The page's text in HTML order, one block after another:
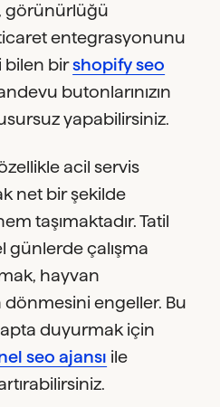
görünürlüğü
entegrasyonunu
bilen birshopify seo
butonlarınızın
yapabilirsiniz.
acil servis
net bir şekilde
taşımaktadır. Tatil
günlerde çalışma
hayvan
engeller. Bu
duyurmak için
seo ajansı ile